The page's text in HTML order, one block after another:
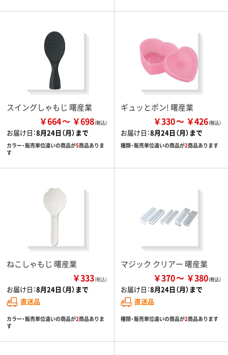
スイングしゃもじ 曙産業
￥664 ￥698
お届け日：8月24日（月）まで
カラー・販売単位違いの商品が5商品ありま
す
ギュッとポン! 曙産業
￥330 ￥426
お届け日：8月24日（月）まで
種類・販売単位違いの商品が2商品あります
ねこしゃもじ 曙産業
￥333（税込）
お届け日：8月24日（月）まで
直送品
カラー・販売単位違いの商品が2商品ありま
す
マジック クリアー 曙産業
￥370 ￥380
お届け日：8月24日（月）まで
直送品
種類・販売単位違いの商品が2商品あります